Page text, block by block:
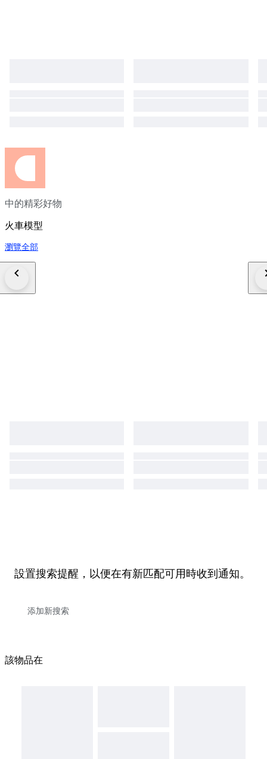
中的精彩好物
火車模型
瀏覽全部
設置搜索提醒，以便在有新匹配可用時收到通知。
該物品在